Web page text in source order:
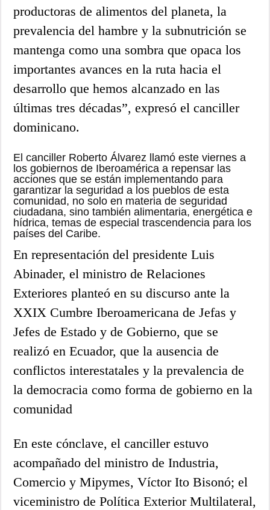
productoras de alimentos del planeta, la
prevalencia del hambre y la subnutrición se
mantenga como una sombra que opaca los
importantes avances en la ruta hacia el
desarrollo que hemos alcanzado en las
últimas tres décadas”, expresó el canciller
dominicano.
El canciller Roberto Álvarez llamó este viernes a
los gobiernos de Iberoamérica a repensar las
acciones que se están implementando para
garantizar la seguridad a los pueblos de esta
comunidad, no solo en materia de seguridad
ciudadana, sino también alimentaria, energética e
hídrica, temas de especial trascendencia para los
países del Caribe.
En representación del presidente Luis
Abinader, el ministro de Relaciones
Exteriores planteó en su discurso ante la
XXIX Cumbre Iberoamericana de Jefas y
Jefes de Estado y de Gobierno, que se
realizó en Ecuador, que la ausencia de
conflictos interestatales y la prevalencia de
la democracia como forma de gobierno en la
comunidad
En este cónclave, el canciller estuvo
acompañado del ministro de Industria,
Comercio y Mipymes, Víctor Ito Bisonó; el
viceministro de Política Exterior Multilateral,